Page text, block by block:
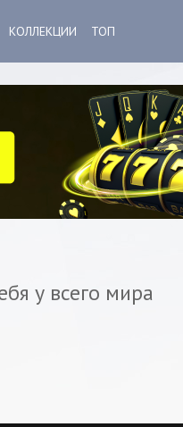
КОЛЛЕКЦИИ ТОП
у всего мира